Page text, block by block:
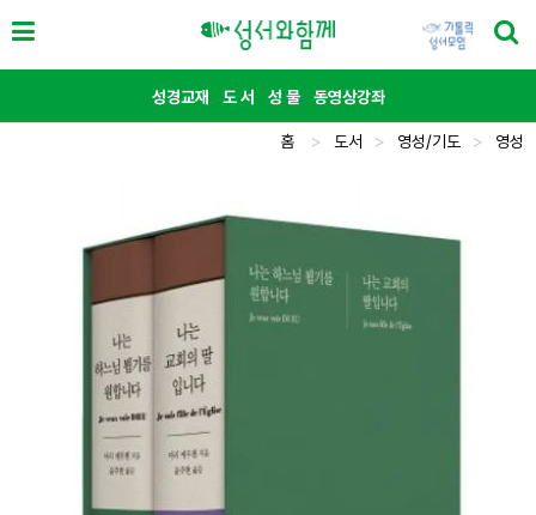
성경교재 도 서 성 물 동영상강좌
홈 > 도서 > 영성/기도 > 영성